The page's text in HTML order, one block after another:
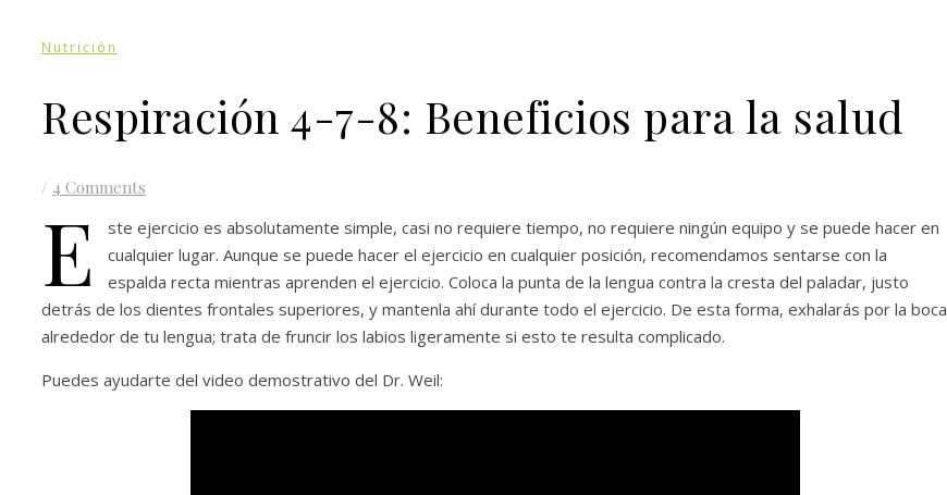
Nutrición
Respiración 4-7-8: Beneficios para la salud
/ 4 Comments
E
ste ejercicio es absolutamente simple, casi no requiere tiempo, no requiere ningún equipo y se puede hacer en
cualquier lugar. Aunque se puede hacer el ejercicio en cualquier posición, recomendamos sentarse con la
espalda recta mientras aprenden el ejercicio. Coloca la punta de la lengua contra la cresta del paladar, justo
detrás de los dientes frontales superiores, y mantenla ahí durante todo el ejercicio. De esta forma, exhalarás por la boca
alrededor de tu lengua; trata de fruncir los labios ligeramente si esto te resulta complicado.
Puedes ayudarte del video demostrativo del Dr. Weil: